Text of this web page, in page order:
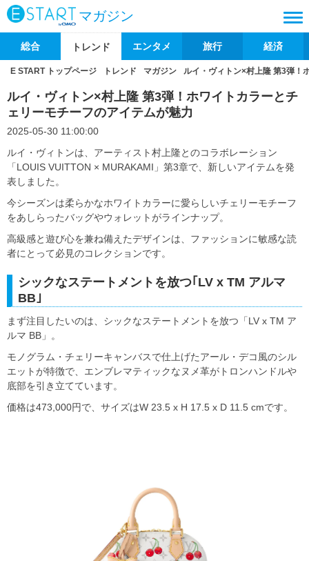
マガジン
総合 トレンド エンタメ 旅行 経済
E START トップページ トレンド マガジン ルイ・ヴィトン×村上隆 第3弾！
ルイ・ヴィトン×村上隆 第3弾！ホワイトカラーとチ
ェリーモチーフのアイテムが魅力
2025-05-30 11:00:00
ルイ・ヴィトンは、アーティスト村上隆とのコラボレーション
「LOUIS VUITTON × MURAKAMI」第3章で、新しいアイテムを発
表しました。
今シーズンは柔らかなホワイトカラーに愛らしいチェリーモチーフ
をあしらったバッグやウォレットがラインナップ。
高級感と遊び心を兼ね備えたデザインは、ファッションに敏感な読
者にとって必見のコレクションです。
シックなステートメントを放つ｢LV x TM アルマ
BB｣
まず注目したいのは、シックなステートメントを放つ「LV x TM ア
ルマ BB」。
モノグラム・チェリーキャンバスで仕上げたアール・デコ風のシル
エットが特徴で、エンブレマティックなヌメ革がトロンハンドルや
底部を引き立てています。
価格は473,000円で、サイズはW 23.5 x H 17.5 x D 11.5 cmです。